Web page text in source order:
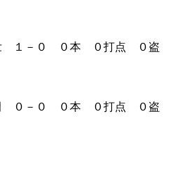
０ ０本 ０打点 ０盗
０本 ０打点 ０盗